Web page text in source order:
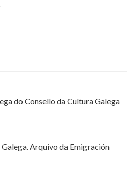
do Consello da Cultura Galega
Arquivo da Emigración